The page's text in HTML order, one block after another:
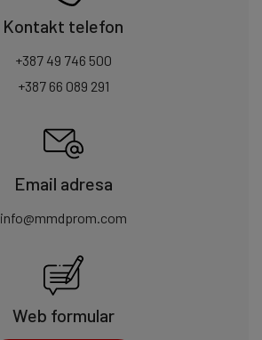
Kontakt telefon
+387 49 746 500
+387 66 089 291
Email adresa
info@mmdprom.com
Web formular